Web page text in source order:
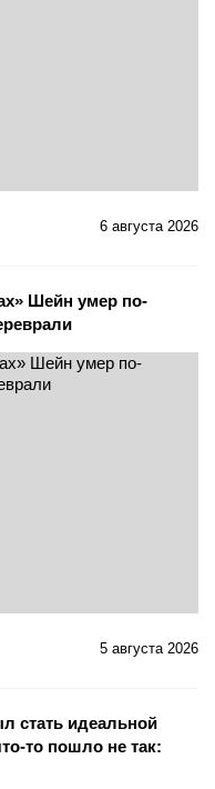
6 августа 2026
Шейн умер по-
5 августа 2026
стать идеальной
то пошло не так: